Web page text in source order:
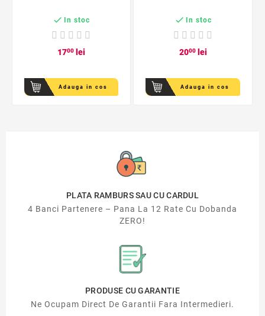
 In stoc
1700lei
Adauga in cos
 In stoc
2000lei
Adauga in cos
PLATA RAMBURS SAU CU CARDUL
4 Banci Partenere – Pana La 12 Rate Cu Dobanda
ZERO!
PRODUSE CU GARANTIE
Ne Ocupam Direct De Garantii Fara Intermedieri.